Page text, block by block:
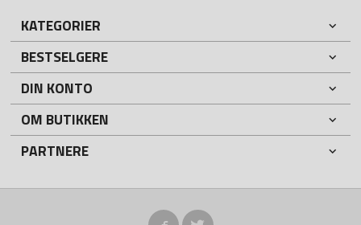
KATEGORIER
BESTSELGERE
DIN KONTO
OM BUTIKKEN
PARTNERE